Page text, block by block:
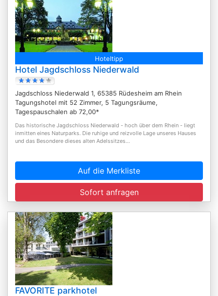
Hoteltipp
Hotel Jagdschloss Niederwald
Jagdschloss Niederwald 1, 65385 Rüdesheim am Rhein
Tagungshotel mit 52 Zimmer, 5 Tagungsräume,
Tagespauschalen ab 72,00*
Das historische Jagdschloss Niederwald - hoch über dem Rhein - liegt
inmitten eines Naturparks. Die ruhige und reizvolle Lage unseres Hauses
und das Besondere dieses alten Adelssitzes...
Auf die Merkliste
Sofort anfragen
FAVORITE parkhotel